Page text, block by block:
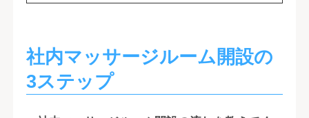
社内マッサージルーム開設の
3ステップ